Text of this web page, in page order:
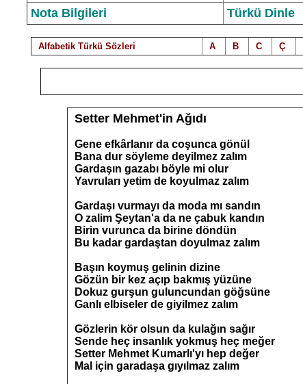
Nota Bilgileri
Türkü Dinle
Alfabetik Türkü Sözleri A B C Ç
Setter Mehmet'in Ağıdı
Gene efkârlanır da coşunca gönül
Bana dur söyleme deyilmez zalım
Gardaşın gazabı böyle mi olur
Yavruları yetim de koyulmaz zalım
Gardaşı vurmayı da moda mı sandın
O zalim Şeytan'a da ne çabuk kandın
Birin vurunca da birine döndün
Bu kadar gardaştan doyulmaz zalım
Başın koymuş gelinin dizine
Gözün bir kez açıp bakmış yüzüne
Dokuz gurşun guluncundan göğsüne
Ganlı elbiseler de giyilmez zalım
Gözlerin kör olsun da kulağın sağır
Sende heç insanlık yokmuş heç meğer
Setter Mehmet Kumarlı'yı hep değer
Mal için garadaşa gıyılmaz zalım